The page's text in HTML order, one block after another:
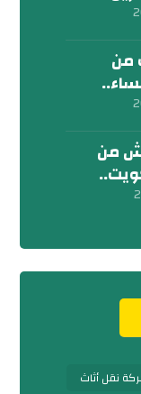
من
من
نقل أثاث